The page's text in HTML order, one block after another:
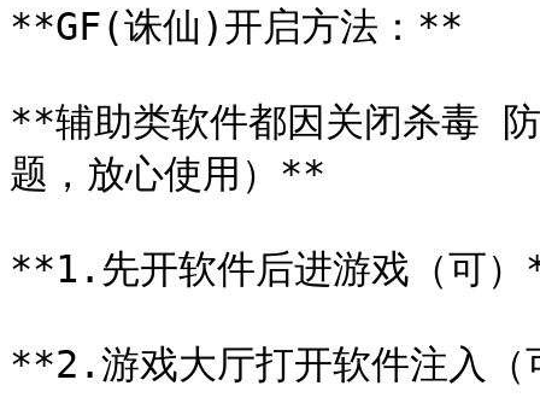
**GF(诛仙)开启方法：**
**辅助类软件都因关闭杀毒
题，放心使用）**
**1.先开软件后进游戏（可
**2.游戏大厅打开软件注入